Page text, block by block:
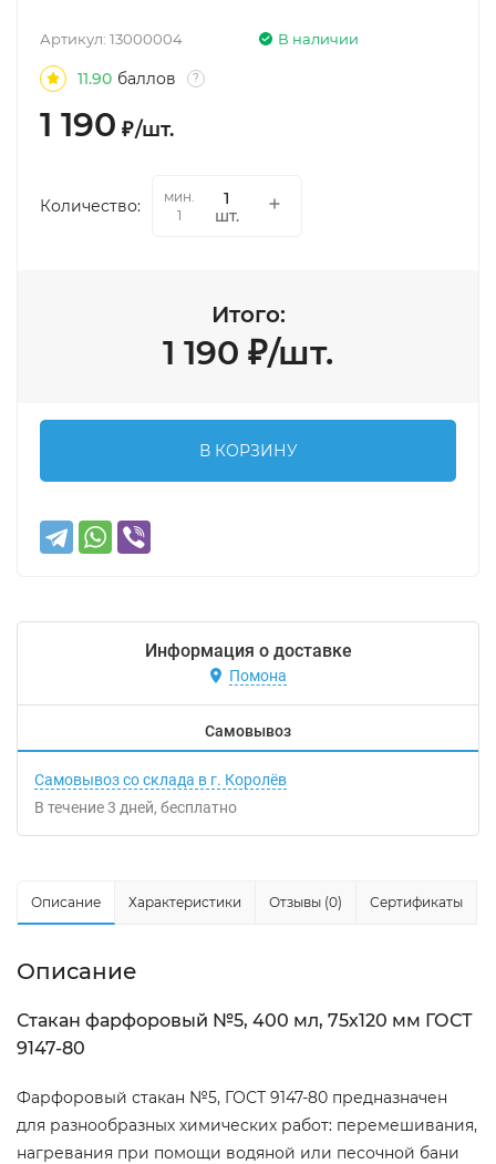
В наличии
Артикул: 13000004
11.90 баллов ?
1 190 ₽/шт.
Количество:
мин.
1
шт.
Итого:
1 190 ₽/шт.
В КОРЗИНУ
Информация о доставке
Помона
Самовывоз
Самовывоз со склада в г. Королёв
В течение3 дней Бесплатно
Описание Характеристики Отзывы (0) Сертификаты
Описание
Стакан фарфоровый №5, 400 мл, 75х120 мм ГОСТ
9147-80
Фарфоровый стакан №5, ГОСТ 9147-80 предназначен
для разнообразных химических работ: перемешивания,
нагревания при помощи водяной или песочной бани